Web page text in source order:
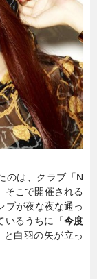
のは、クラブ「N
そこで開催される
ブが夜な夜な通っ
いるうちに「今度
と白羽の矢が立っ